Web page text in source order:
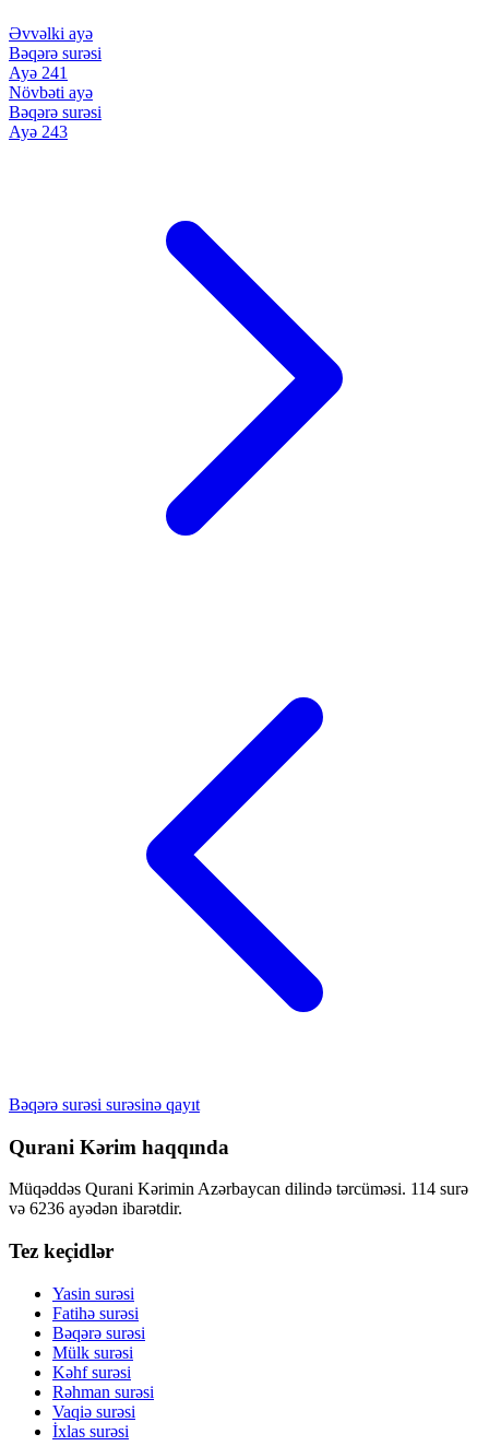
Əvvəlki ayə
Bəqərə surəsi
Ayə 241
Növbəti ayə
Bəqərə surəsi
Ayə 243
Bəqərə surəsi surəsinə qayıt
Qurani Kərim haqqında
Müqəddəs Qurani Kərimin Azərbaycan dilində tərcüməsi. 114 surə
və 6236 ayədən ibarətdir.
Tez keçidlər
Yasin surəsi
Fatihə surəsi
Bəqərə surəsi
Mülk surəsi
Kəhf surəsi
Rəhman surəsi
Vaqiə surəsi
İxlas surəsi